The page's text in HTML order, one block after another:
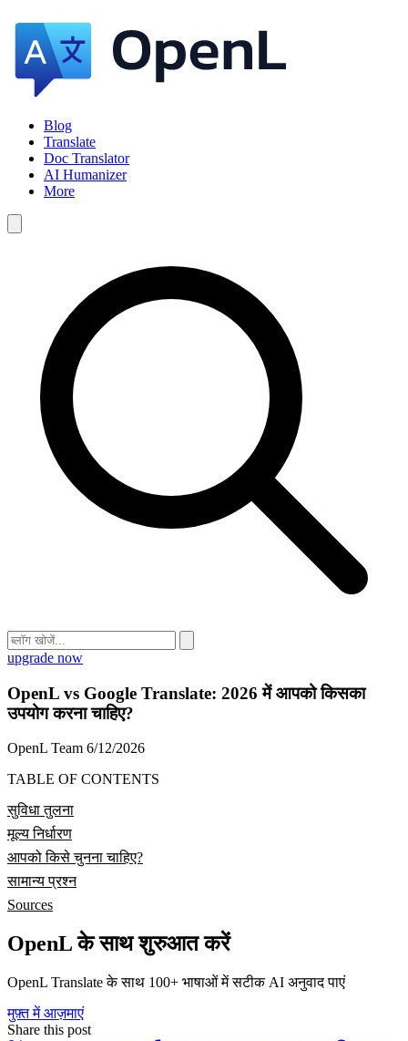
Blog
Translate
Doc Translator
AI Humanizer
More
upgrade now
OpenL vs Google Translate: 2026 में आपको किसका
उपयोग करना चाहिए?
OpenL Team 6/12/2026
TABLE OF CONTENTS
सुविधा तुलना
मूल्य निर्धारण
आपको किसे चुनना चाहिए?
सामान्य प्रश्न
Sources
OpenL के साथ शुरुआत करें
OpenL Translate के साथ 100+ भाषाओं में सटीक AI अनुवाद पाएं
मुफ़्त में आज़माएं
Share this post